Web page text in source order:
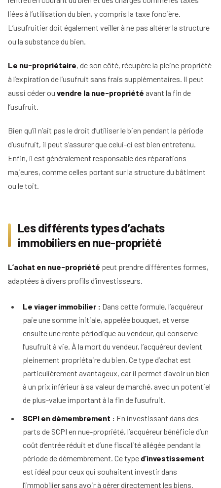
liées à l’utilisation du bien, y compris la taxe foncière.
L’usufruitier doit également veiller à ne pas altérer la structure
ou la substance du bien.
Le nu-propriétaire, de son côté, récupère la pleine propriété
à l’expiration de l’usufruit sans frais supplémentaires. Il peut
aussi céder ou vendre la nue-propriété avant la fin de
l’usufruit.
Bien qu’il n’ait pas le droit d’utiliser le bien pendant la période
d’usufruit, il peut s’assurer que celui-ci est bien entretenu.
Enfin, il est généralement responsable des réparations
majeures, comme celles portant sur la structure du bâtiment
ou le toit.
Les différents types d’achats
immobiliers en nue-propriété
L’achat en nue-propriété peut prendre différentes formes,
adaptées à divers profils d’investisseurs.
Le viager immobilier : Dans cette formule, l’acquéreur
paie une somme initiale, appelée bouquet, et verse
ensuite une rente périodique au vendeur, qui conserve
l’usufruit à vie. À la mort du vendeur, l’acquéreur devient
pleinement propriétaire du bien. Ce type d’achat est
particulièrement avantageux, car il permet d’avoir un bien
à un prix inférieur à sa valeur de marché, avec un potentiel
de plus-value important à la fin de l’usufruit.
SCPI en démembrement : En investissant dans des
parts de SCPI en nue-propriété, l’acquéreur bénéficie d’un
coût d’entrée réduit et d’une fiscalité allégée pendant la
période de démembrement. Ce type d’investissement
est idéal pour ceux qui souhaitent investir dans
l’immobilier sans avoir à gérer directement les biens.